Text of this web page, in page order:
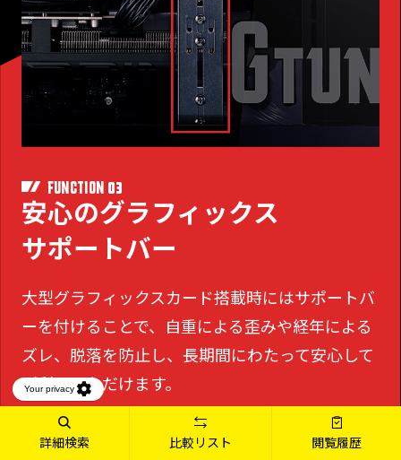
FUNCTION 03
安心のグラフィックス
サポートバー
大型グラフィックスカード搭載時にはサポートバ
ーを付けることで、
自重による歪みや経年による
ズレ、脱落を防止し、長期間にわたって安心して
ご利用いただけます。
詳細検索 比較リスト 閲覧履歴